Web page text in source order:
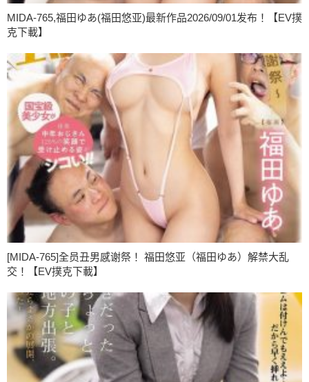
MIDA-765,福田ゆあ(福田悠亚)最新作品2026/09/01发布！【EV撲
克下載】
[MIDA-765]全员丑男感谢祭！ 福田悠亚（福田ゆあ）解禁大乱
交！【EV撲克下載】